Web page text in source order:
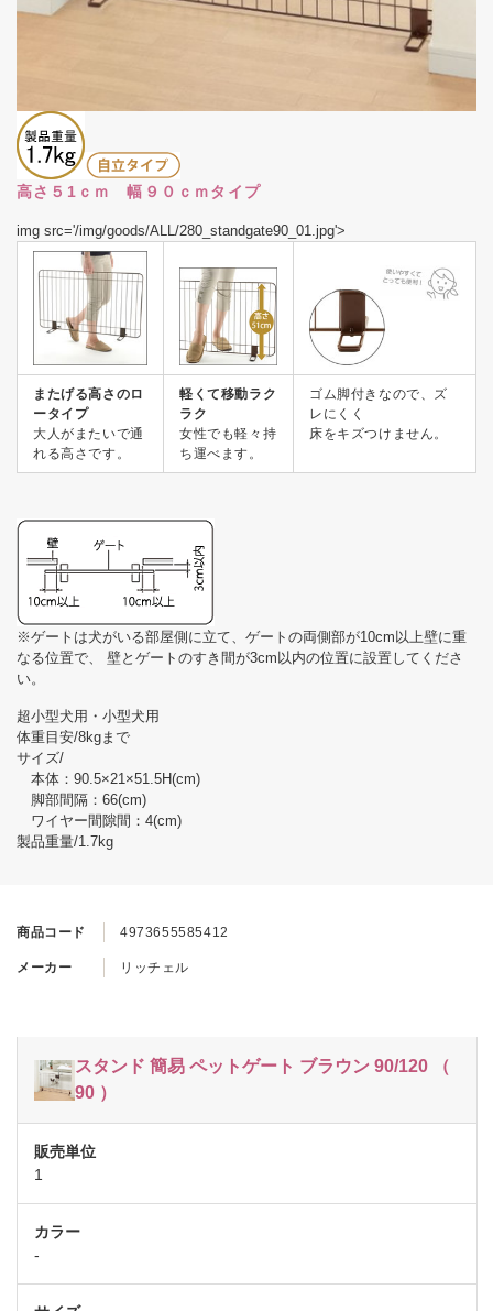
商品コード 4973655585412
メーカー リッチェル
スタンド 簡易 ペットゲート ブラウン 90/120 （
90 ）
1
-
高さ５1ｃｍ 幅９０ｃｍタイプ
img src='/img/goods/ALL/280_standgate90_01.jpg'>
またげる高さのロ
ータイプ
大人がまたいで通
れる高さです。
軽くて移動ラク
ラク
女性でも軽々持
ち運べます。
ゴム脚付きなので、ズ
レにくく
床をキズつけません。
※ゲートは犬がいる部屋側に立て、ゲートの両側部が10cm以上壁に重
なる位置で、 壁とゲートのすき間が3cm以内の位置に設置してくださ
い。
超小型犬用・小型犬用
体重目安/8kgまで
サイズ/
本体：90.5×21×51.5H(cm)
脚部間隔：66(cm)
ワイヤー間隙間：4(cm)
製品重量/1.7kg